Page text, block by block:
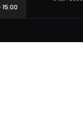
15:00